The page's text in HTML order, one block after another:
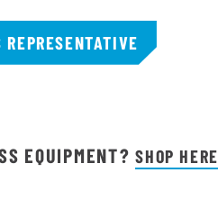
EQUIPMENT?SHOP HERE